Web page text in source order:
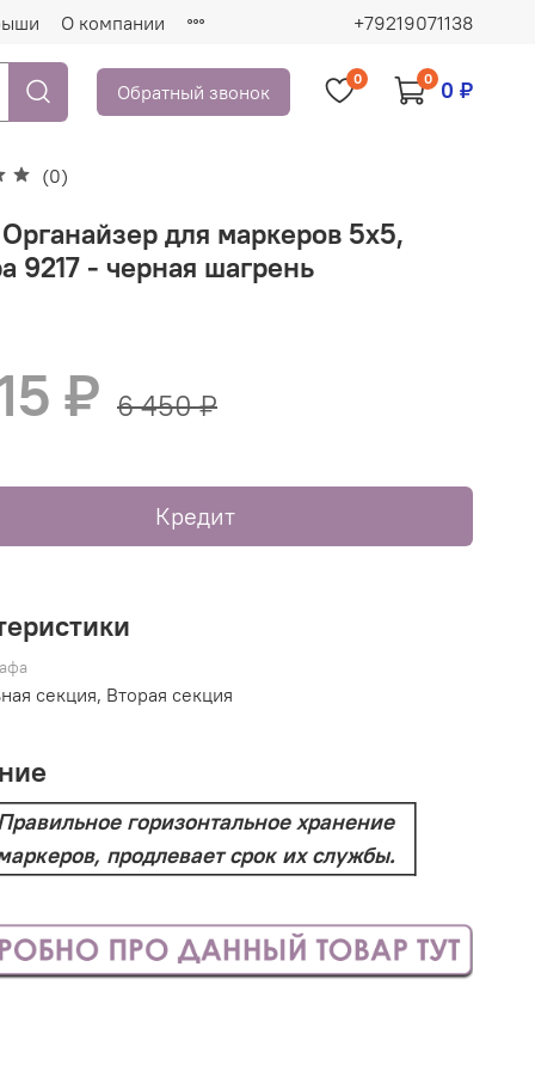
О компании +79219071138
Обратный звонок
0 0 0 ₽
(0)
для маркеров 5х5,
9217 - черная шагрень
₽ 6 450 ₽
Кредит
секция, Вторая секция
горизонтальное хранение
продлевает срок их службы.